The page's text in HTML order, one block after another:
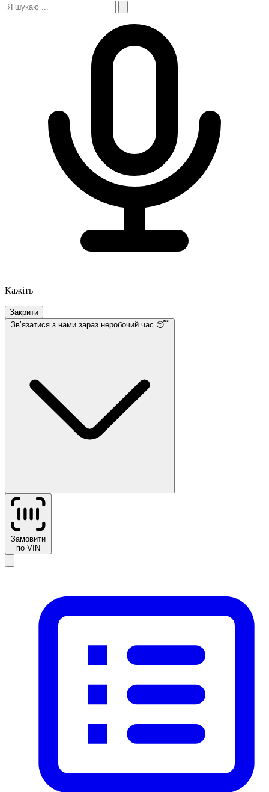
Кажіть
Закрити
Звʼязатися з нами зараз неробочий час 😴
Замовити
по VIN